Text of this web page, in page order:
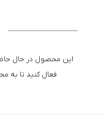
این محصول در حال
فعال کنید تا